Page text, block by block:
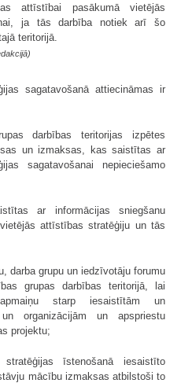
attīstībai pasākumā vietējās
ja tās darbība notiek arī šo
teritorijā.
sagatavošanā attiecināmas ir
darbības teritorijas izpētes
un izmaksas, kas saistītas ar
sagatavošanai nepieciešamo
ar informācijas sniegšanu
attīstības stratēģiju un tās
darba grupu un iedzīvotāju forumu
grupas darbības teritorijā, lai
starp iesaistītām un
organizācijām un apspriestu
projektu;
īstenošanā iesaistīto
mācību izmaksas atbilstoši to